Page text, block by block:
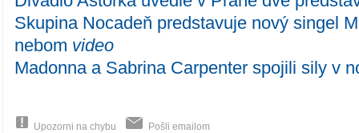
Skupina Nocadeň predstavuje nový singel
nebom video
Madonna a Sabrina Carpenter spojili sily v
Upozorni na chybu Pošli emailom